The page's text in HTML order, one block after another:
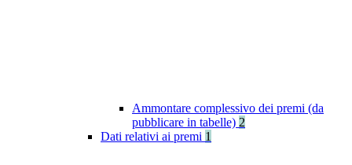
Ammontare complessivo dei premi (da
pubblicare in tabelle) 2
Dati relativi ai premi 1